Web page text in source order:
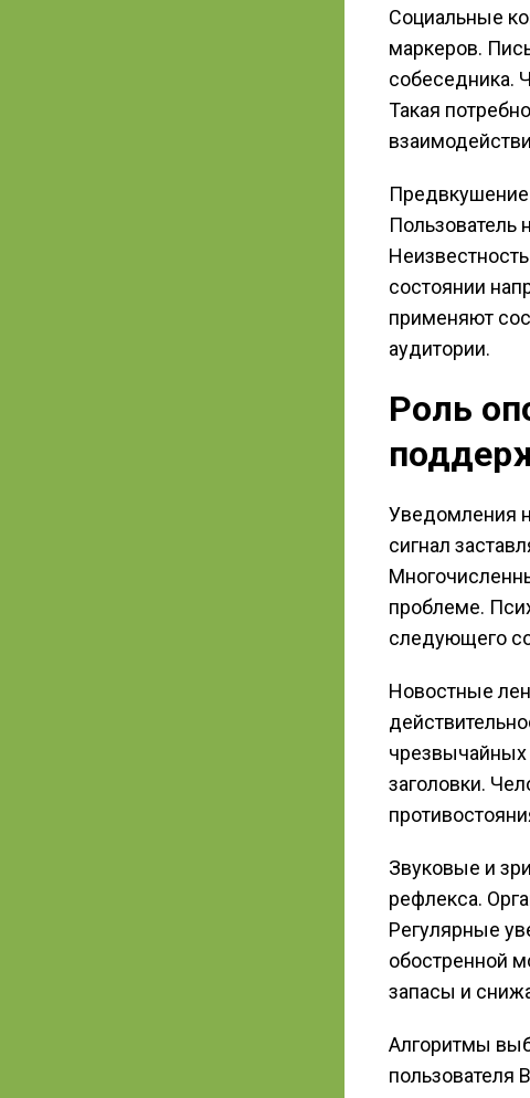
Социальные
маркеров.
собеседника.
Такая
Предвкушение
Пользователь
состоянии
применяют
аудитории.
Роль
Уведомления
сигнал
проблеме.
следующего
Новостные
чрезвычайных
заголовки.
Звуковые и
рефлекса.
Регулярные
обостренной
запасы и
Алгоритмы
пользователя